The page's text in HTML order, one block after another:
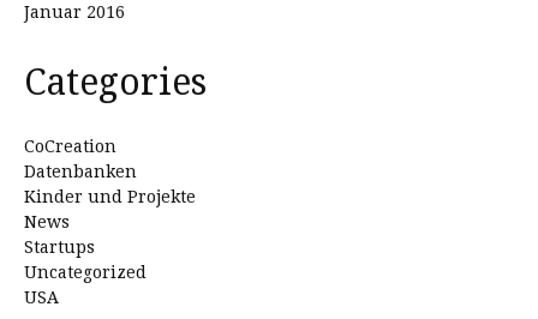
Januar 2016
Categories
CoCreation
Datenbanken
Kinder und Projekte
News
Startups
Uncategorized
USA